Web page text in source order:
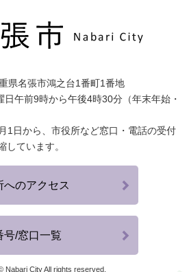
名張市鴻之台1番町1番地
午前9時から午後4時30分（年末年始・
1日から、市役所など窓口・電話の受付
しています。
へのアクセス
号/窓口一覧
Nabari City All rights reserved.